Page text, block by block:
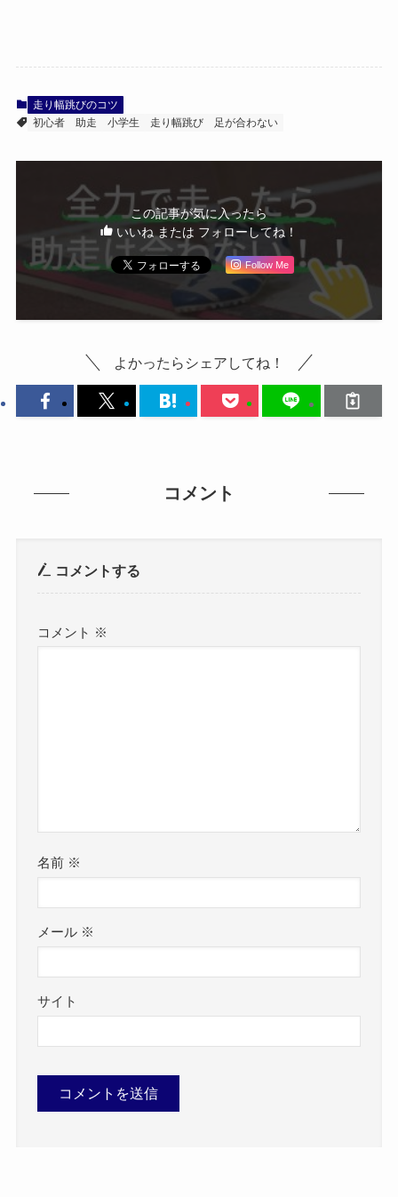
走り幅跳びのコツ
初心者
助走 小学生 走り幅跳び 足が合わない
この記事が気に入ったら
いいね または フォローしてね！
Follow Me
よかったらシェアしてね！
コメント
コメントする
コメント ※
名前 ※
メール ※
サイト